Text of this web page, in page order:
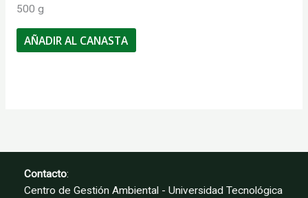
500 g
AÑADIR AL CANASTA
Contacto:
Centro de Gestión Ambiental - Universidad Tecnológica